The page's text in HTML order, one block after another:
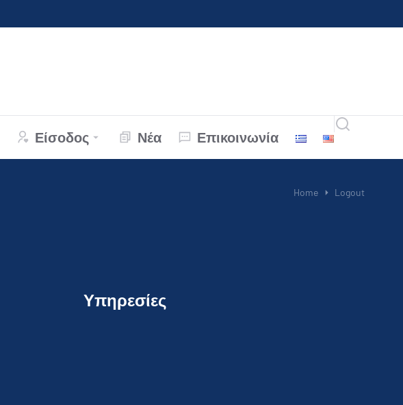
Είσοδος Νέα Επικοινωνία
Home Logout
Υπηρεσίες